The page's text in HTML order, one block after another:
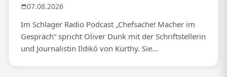
07.08.2026
Im Schlager Radio Podcast „Chefsache! Macher im
Gespräch“ spricht Oliver Dunk mit der Schriftstellerin
und Journalistin Ildikó von Kürthy. Sie...